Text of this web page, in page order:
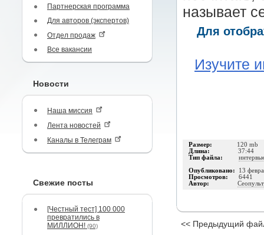
Партнерская программа
Для авторов (экспертов)
Отдел продаж
Все вакансии
Новости
Наша миссия
Лента новостей
Каналы в Телеграм
Свежие посты
[Честный тест] 100 000
превратились в
МИЛЛИОН! (90)
называет
Для
Изучите
Размер: 120 mb
Длина: 37:44
Тип файла:
Опубликовано: 13
Просмотров: 6441
Автор:
<< Предыдущий